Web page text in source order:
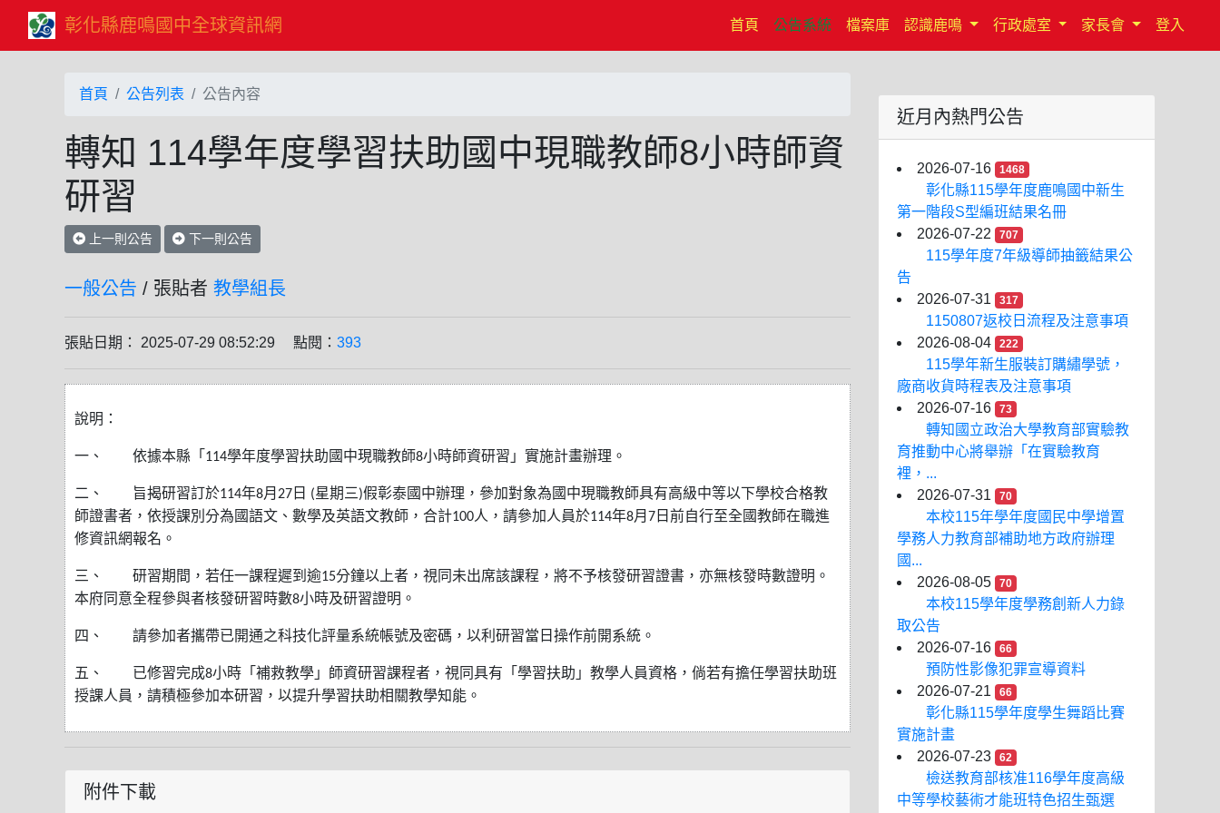
彰化縣鹿鳴國中全球資訊網 首頁(current)
公告系統 檔案庫 認識鹿鳴 行政處室 家長會 登入
首頁 公告列表 公告內容
轉知 114學年度學習扶助國中現職教師8小時師資
研習
上一則公告 下一則公告
一般公告 / 張貼者 教學組長
張貼日期： 2025-07-29 08:52:29 點閱： 393
說明：
一、 依據本縣「 114學年度學習扶助國中現職教師8小時師資研習」實施計畫辦理。
二、 旨揭研習訂於114年8月 27 日 (星期三)假彰泰國中辦理，參加對象為國中現職教師具有高級中等以下學校合格教
師證書者，依授課別分為國語文、數學及英語文教師，合計100人，請參加人員於114年8月 7 日前自行至全國教師在職進
修資訊網報名。
三、 研習期間，若任一課程遲到逾15分鐘以上者，視同未出席該課程，將不予核發研習證書，亦無核發時數證明。
本府同意全程參與者核發研習時數8小時及研習證明。
四、 請參加者攜帶已開通之科技化評量系統帳號及密碼，以利研習當日操作前開系統。
五、 已修習完成8小時「補救教學」師資研習課程者，視同具有「學習扶助」教學人員資格，倘若有擔任學習扶助班
授課人員，請積極參加本研習，以提升學習扶助相關教學知能。
附件下載
近月內熱門公告
2026-07-16 1468
彰化縣115學年度鹿鳴國中新生
第一階段S型編班結果名冊
2026-07-22
707
115學年度7年級導師抽籤結果公
告
2026-07-31
317
1150807返校日流程及注意事項
2026-08-04
222
115學年新生服裝訂購繡學號，
廠商收貨時程表及注意事項
2026-07-16
73
轉知國立政治大學教育部實驗教
育推動中心將舉辦「在實驗教育
裡，...
2026-07-31
70
本校115年學年度國民中學增置
學務人力教育部補助地方政府辦理
國...
2026-08-05
70
本校115學年度學務創新人力錄
取公告
2026-07-16
66
預防性影像犯罪宣導資料
2026-07-21
66
彰化縣115學年度學生舞蹈比賽
實施計畫
2026-07-23
62
檢送教育部核准116學年度高級
中等學校藝術才能班特色招生甄選